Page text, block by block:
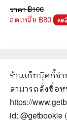
ราคา ฿100
ลดเหลือ ฿80 ลด
ร้านเก็ทบุ๊คกี้จ
สามารถสั่งซื้อ
https://
id: